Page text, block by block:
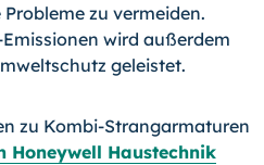
zu ver­meiden.
wird außerdem
geleistet.
zu Kombi-Strangarmaturen
Honeywell Haustechnik